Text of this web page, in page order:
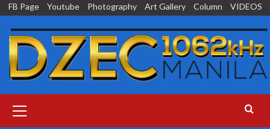
Skip
content
FB Page Youtube Photography Art Gallery Column VIDEOS
Menu